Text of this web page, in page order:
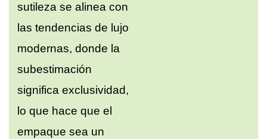
sutileza se alinea con
las tendencias de lujo
modernas, donde la
subestimación
significa exclusividad,
lo que hace que el
empaque sea un